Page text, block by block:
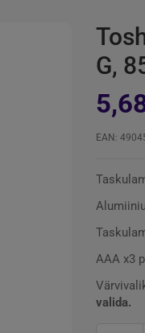
G,
EAN:
AAA x3
valida.